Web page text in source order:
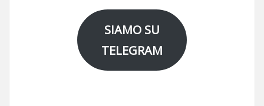
SIAMO SU
TELEGRAM